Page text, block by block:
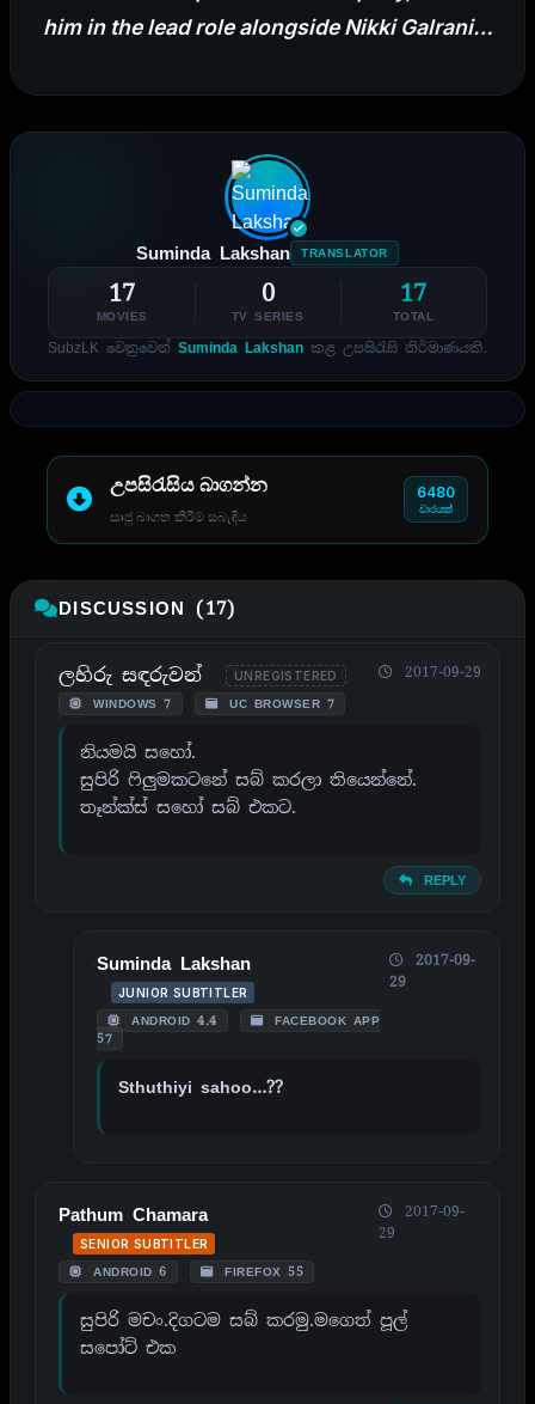
him in the lead role alongside Nikki Galrani…
Suminda Lakshan TRANSLATOR
17
MOVIES
0
TV SERIES
17
TOTAL
SubzLK වෙනුවෙන් Suminda Lakshan කළ උපසිරැසි නිර්මාණයකි.
උපසිරැසිය බාගන්න
සෘජු බාගත කිරීම් සබැඳිය
6480
වාරයක්
DISCUSSION (17)
ලහිරු සඳරුවන් UNREGISTERED
WINDOWS 7 UC BROWSER 7
2017-09-29
නියමයි සහෝ.
සුපිරි ෆිලුමකටනේ සබ් කරලා තියෙන්නේ.
තෑන්ක්ස් සහෝ සබ් එකට.
REPLY
Suminda Lakshan
JUNIOR SUBTITLER
ANDROID 4.4
FACEBOOK APP
57
2017-09-
29
Sthuthiyi sahoo…??
Pathum Chamara
SENIOR SUBTITLER
ANDROID 6 FIREFOX 55
2017-09-
29
සුපිරි මචං.දිගටම සබ් කරමු.මගෙත් පූල්
සපෝට් එක